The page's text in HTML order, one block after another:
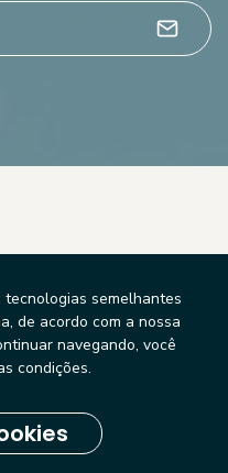
semelhantes
de acordo com a nossa
navegando, você
condições.